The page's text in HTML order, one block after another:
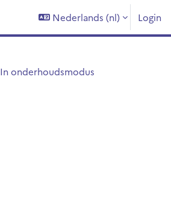
Nederlands ‎(nl)‎ Login
In onderhoudsmodus